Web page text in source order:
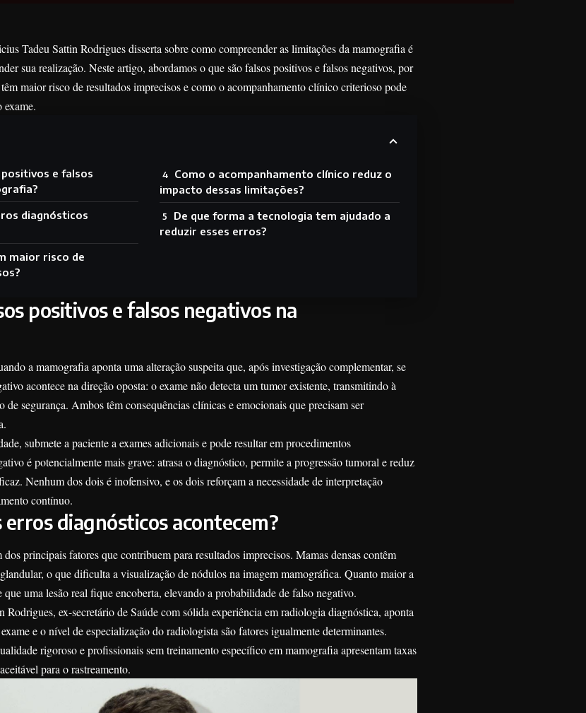
Tadeu Sattin Rodrigues disserta sobre como compreender as limitações da mamografia é
sua realização. Neste artigo, abordamos o que são falsos positivos e falsos negativos, por
maior risco de resultados imprecisos e como o acompanhamento clínico criterioso pode
exame.
e falsos
diagnósticos
maior risco de
Como o acompanhamento clínico reduz o
impacto dessas limitações?
De que forma a tecnologia tem ajudado a
reduzir esses erros?
positivos e falsos negativos na
a mamografia aponta uma alteração suspeita que, após investigação complementar, se
acontece na direção oposta: o exame não detecta um tumor existente, transmitindo à
de segurança. Ambos têm consequências clínicas e emocionais que precisam ser
submete a paciente a exames adicionais e pode resultar em procedimentos
é potencialmente mais grave: atrasa o diagnóstico, permite a progressão tumoral e reduz
Nenhum dos dois é inofensivo, e os dois reforçam a necessidade de interpretação
contínuo.
erros diagnósticos acontecem?
principais fatores que contribuem para resultados imprecisos. Mamas densas contêm
o que dificulta a visualização de nódulos na imagem mamográfica. Quanto maior a
uma lesão real fique encoberta, elevando a probabilidade de falso negativo.
ex-secretário de Saúde com sólida experiência em radiologia diagnóstica, aponta
e o nível de especialização do radiologista são fatores igualmente determinantes.
rigoroso e profissionais sem treinamento específico em mamografia apresentam taxas
para o rastreamento.